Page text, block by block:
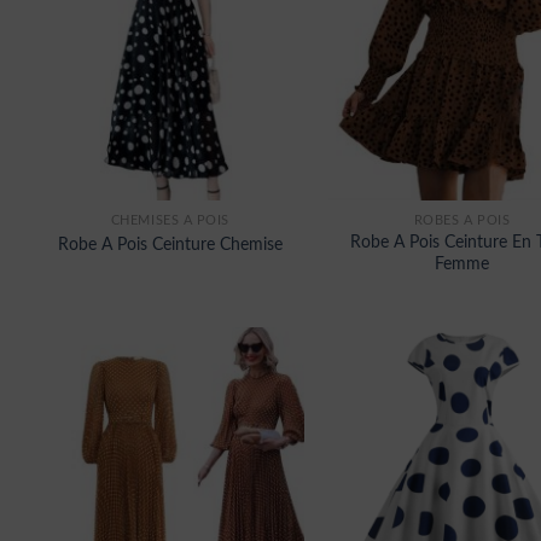
CHEMISES À POIS
Robe A Pois Ceinture Chemise
ROBES À POIS
Robe A Pois Ceinture En
Femme